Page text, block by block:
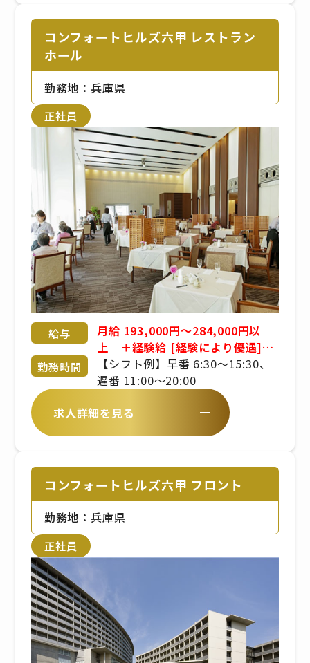
給18万円～・基本給 15万円～・
業務手当 3万円 ■住宅手当・世
帯主扶養あり 1.5万円・世帯主扶
夜勤手当 3.2万円（8,000円/回、
月4回想定）・処遇改善手当 1.55
子 3,000円/人 ※第3子まで 役
職手当・残業手当 年末年始手当
（12/31～1/3） 賞与あり 実績年
2回/3ヶ月分 ※試用期間３ヶ月
（条件変更なし）
コンフォートヒルズ六甲 レストラン
ホール
勤務地：兵庫県
正社員
給与
月給 193,000円～284,000円以
上 ＋経験給 [経験により優遇]
[試用期間あり][交通費全額支給]
[賞与有り][昇給有り]
勤務時間
【シフト例】早番 6:30～15:30、
遅番 11:00～20:00
求人詳細を見る
コンフォートヒルズ六甲 フロント
勤務地：兵庫県
正社員